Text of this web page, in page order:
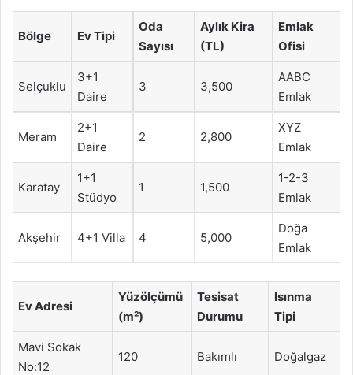
Bölge Ev Tipi
Oda
Sayısı
Aylık Kira
(TL)
Emlak
Ofisi
Selçuklu
3+1
Daire
3 3,500
AABC
Emlak
Meram
2+1
Daire
2 2,800
XYZ
Emlak
Karatay
1+1
Stüdyo
1 1,500
1-2-3
Emlak
Akşehir 4+1 Villa 4 5,000
Doğa
Emlak
Ev Adresi
Yüzölçümü
(m²)
Tesisat
Durumu
Isınma
Tipi
Mavi Sokak
No:12
120 Bakımlı Doğalgaz